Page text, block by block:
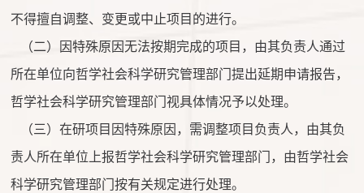
不得擅自调整、变更或中止项目的进行。
（二）因特殊原因无法按期完成的项目，由其负责人通过
所在单位向哲学社会科学研究管理部门提出延期申请报告，
哲学社会科学研究管理部门视具体情况予以处理。
（三）在研项目因特殊原因，需调整项目负责人，由其负
责人所在单位上报哲学社会科学研究管理部门，由哲学社会
科学研究管理部门按有关规定进行处理。